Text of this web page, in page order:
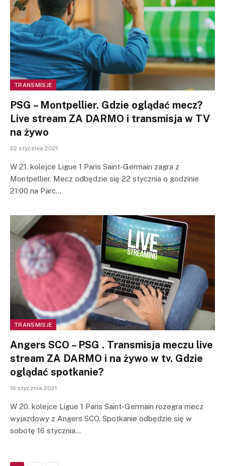
TRANSMISJE
PSG – Montpellier. Gdzie oglądać mecz?
Live stream ZA DARMO i transmisja w TV
na żywo
22 stycznia 2021
W 21. kolejce Ligue 1 Paris Saint-Germain zagra z
Montpellier. Mecz odbędzie się 22 stycznia o godzinie
21:00 na Parc…
TRANSMISJE
Angers SCO – PSG . Transmisja meczu live
stream ZA DARMO i na żywo w tv. Gdzie
oglądać spotkanie?
16 stycznia 2021
W 20. kolejce Ligue 1 Paris Saint-Germain rozegra mecz
wyjazdowy z Angers SCO. Spotkanie odbędzie się w
sobotę 16 stycznia…